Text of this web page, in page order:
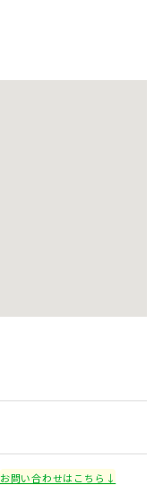
お問い合わせはこちら↓